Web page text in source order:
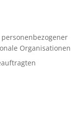
Organisationen